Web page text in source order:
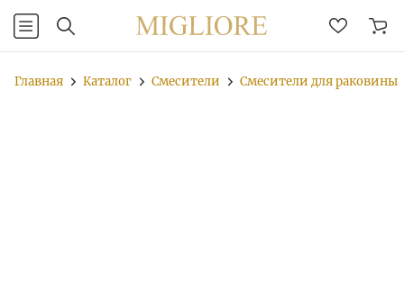
Главная Каталог Смесители Смесители для раковины